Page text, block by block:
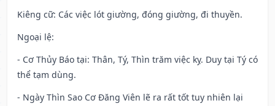
Kiêng cữ: Các việc lót giường, đóng giường, đi thuyền.
Ngoại lệ:
- Cơ Thủy Báo tại: Thân, Tý, Thìn trăm việc kỵ. Duy tại Tý có
thể tạm dùng.
- Ngày Thìn Sao Cơ Đăng Viên lẽ ra rất tốt tuy nhiên lại